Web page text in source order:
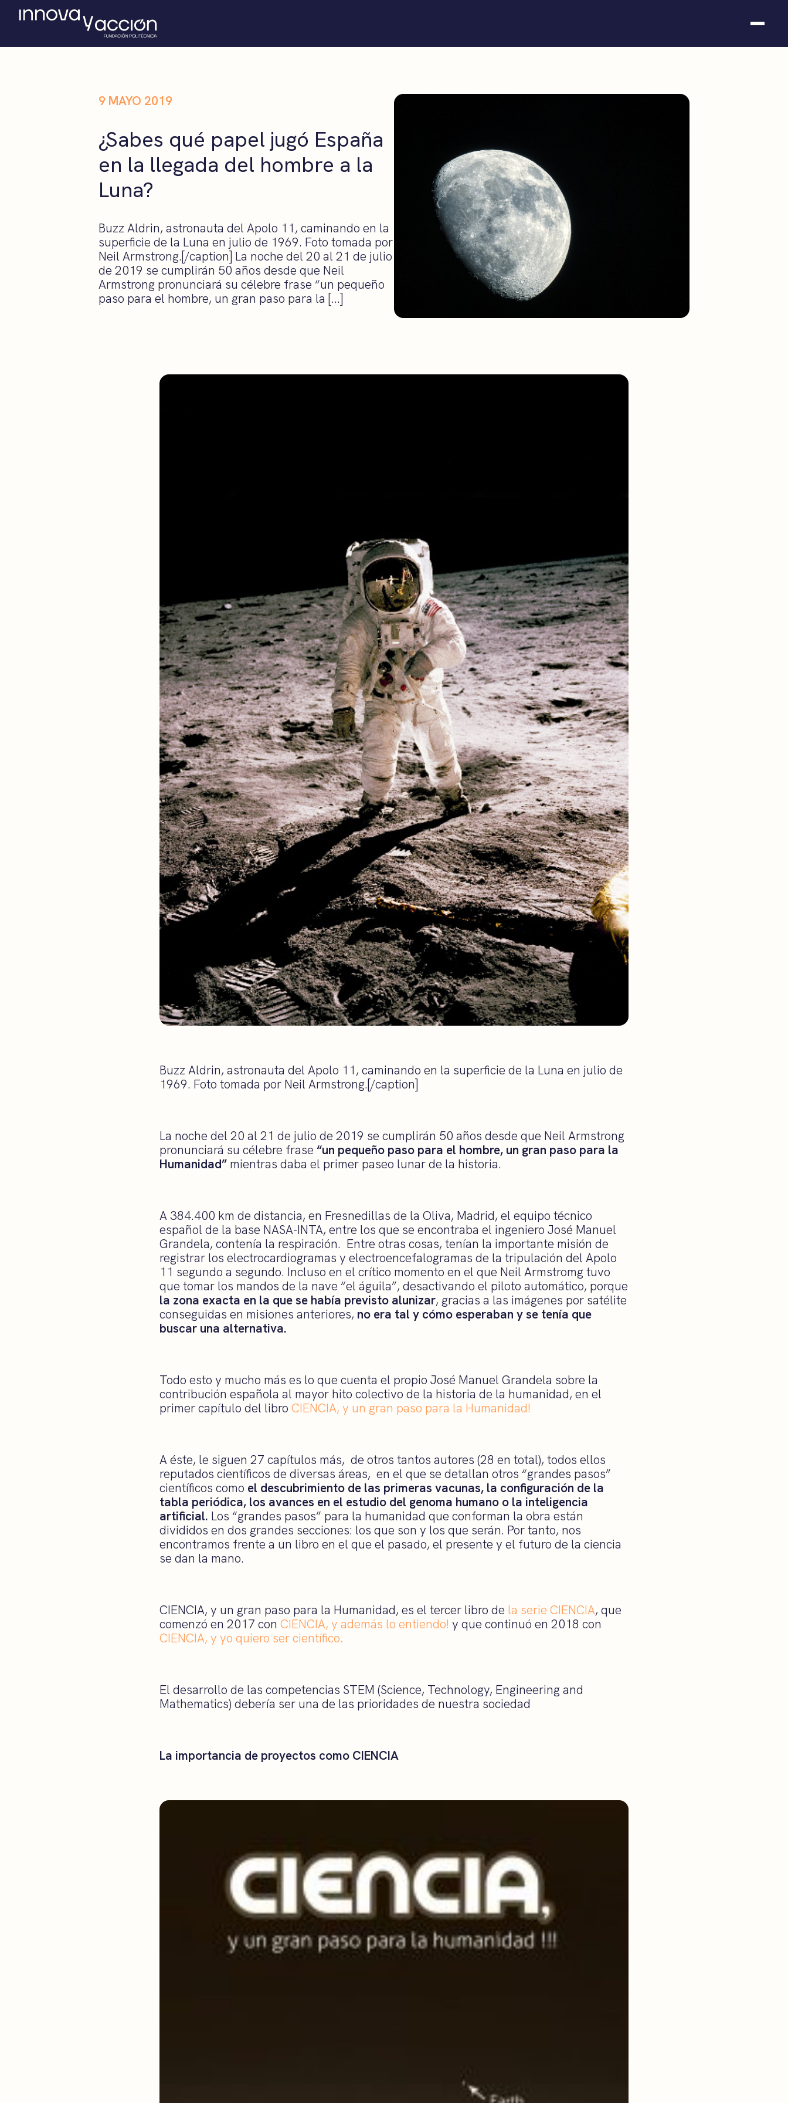
9 MAYO 2019
¿Sabes qué papel jugó España
en la llegada del hombre a la
Luna?
Buzz Aldrin, astronauta del Apolo 11, caminando en la
superficie de la Luna en julio de 1969. Foto tomada por
Neil Armstrong.[/caption] La noche del 20 al 21 de julio
de 2019 se cumplirán 50 años desde que Neil
Armstrong pronunciará su célebre frase “un pequeño
paso para el hombre, un gran paso para la […]
Buzz Aldrin, astronauta del Apolo 11, caminando en la superficie de la Luna en julio de
1969. Foto tomada por Neil Armstrong.[/caption]
La noche del 20 al 21 de julio de 2019 se cumplirán 50 años desde que Neil Armstrong
pronunciará su célebre frase “un pequeño paso para el hombre, un gran paso para la
Humanidad” mientras daba el primer paseo lunar de la historia.
A 384.400 km de distancia, en Fresnedillas de la Oliva, Madrid, el equipo técnico
español de la base NASA-INTA, entre los que se encontraba el ingeniero José Manuel
Grandela, contenía la respiración. Entre otras cosas, tenían la importante misión de
registrar los electrocardiogramas y electroencefalogramas de la tripulación del Apolo
11 segundo a segundo. Incluso en el crítico momento en el que Neil Armstromg tuvo
que tomar los mandos de la nave “el águila”, desactivando el piloto automático, porque
la zona exacta en la que se había previsto alunizar, gracias a las imágenes por satélite
conseguidas en misiones anteriores, no era tal y cómo esperaban y se tenía que
buscar una alternativa.
Todo esto y mucho más es lo que cuenta el propio José Manuel Grandela sobre la
contribución española al mayor hito colectivo de la historia de la humanidad, en el
primer capítulo del libro CIENCIA, y un gran paso para la Humanidad!
A éste, le siguen 27 capítulos más, de otros tantos autores (28 en total), todos ellos
reputados científicos de diversas áreas, en el que se detallan otros “grandes pasos”
científicos como el descubrimiento de las primeras vacunas, la configuración de la
tabla periódica, los avances en el estudio del genoma humano o la inteligencia
artificial. Los “grandes pasos” para la humanidad que conforman la obra están
divididos en dos grandes secciones: los que son y los que serán. Por tanto, nos
encontramos frente a un libro en el que el pasado, el presente y el futuro de la ciencia
se dan la mano.
CIENCIA, y un gran paso para la Humanidad, es el tercer libro de la serie CIENCIA, que
comenzó en 2017 con CIENCIA, y además lo entiendo! y que continuó en 2018 con
CIENCIA, y yo quiero ser científico.
El desarrollo de las competencias STEM (Science, Technology, Engineering and
Mathematics) debería ser una de las prioridades de nuestra sociedad
La importancia de proyectos como CIENCIA